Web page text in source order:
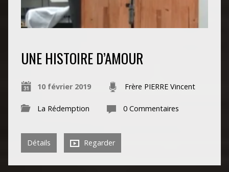
UNE HISTOIRE D’AMOUR
10 février 2019 Frère PIERRE Vincent
La Rédemption 0 Commentaires
Détails Regarder